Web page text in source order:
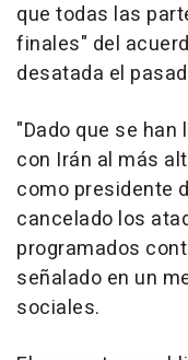
que todas las
finales" del
desatada el
"Dado que se
con Irán al más
como presidente
cancelado los
programados
señalado en un
sociales.